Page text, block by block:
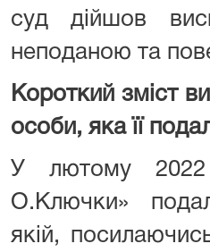
суд дійшов
неподаною та
Короткий зміст
особи, яка її
У лютому
О.Ключки»
якій,